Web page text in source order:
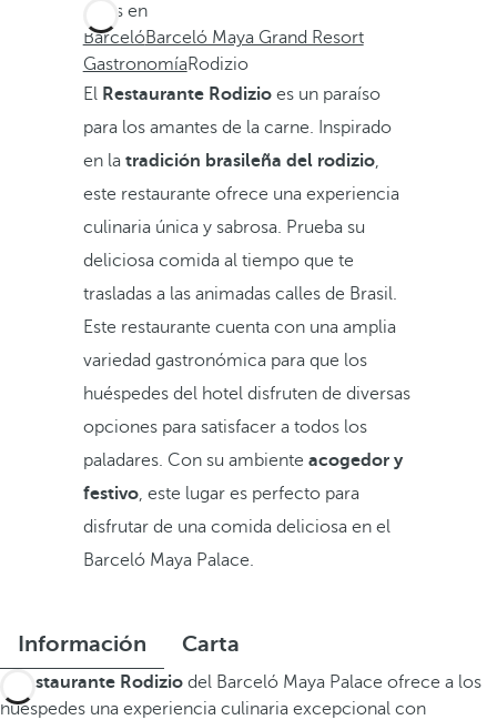
Estás en
BarcelóBarceló Maya Grand Resort
GastronomíaRodizio
El Restaurante Rodizioes un paraíso
para los amantes de la carne. Inspirado
en la tradición brasileña del rodizio,
este restaurante ofrece una experiencia
culinaria única y sabrosa. Prueba su
deliciosa comida al tiempo que te
trasladas a las animadas calles de Brasil.
Este restaurante cuenta con una amplia
variedad gastronómica para que los
huéspedes del hotel disfruten de diversas
opciones para satisfacer a todos los
paladares. Con su ambiente acogedor y
festivo, este lugar es perfecto para
disfrutar de una comida deliciosa en el
Barceló Maya Palace.
Información Carta
restaurante Rodizio del Barceló Maya Palace ofrece a los
huéspedes una experiencia culinaria excepcional con